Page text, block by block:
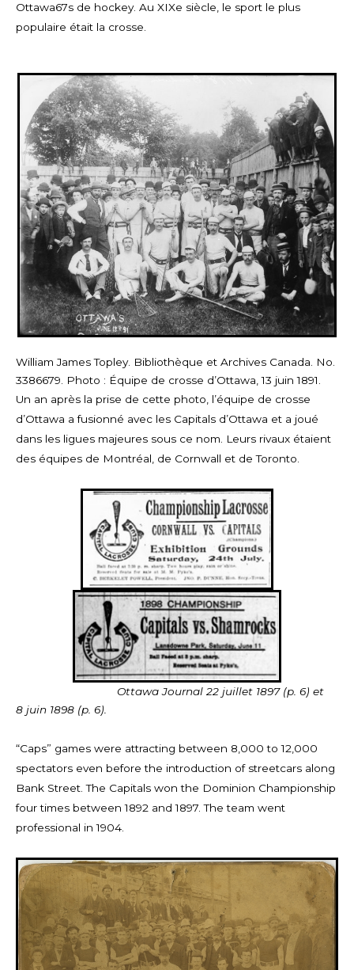
Ottawa67s de hockey. Au XIXe siècle, le sport le plus
populaire était la crosse.
William James Topley. Bibliothèque et Archives Canada. No.
3386679. Photo : Équipe de crosse d’Ottawa, 13 juin 1891.
Un an après la prise de cette photo, l’équipe de crosse
d’Ottawa a fusionné avec les Capitals d’Ottawa et a joué
dans les ligues majeures sous ce nom. Leurs rivaux étaient
des équipes de Montréal, de Cornwall et de Toronto.
Ottawa Journal 22 juillet 1897 (p. 6) et
8 juin 1898 (p. 6).
“Caps” games were attracting between 8,000 to 12,000
spectators even before the introduction of streetcars along
Bank Street. The Capitals won the Dominion Championship
four times between 1892 and 1897. The team went
professional in 1904.